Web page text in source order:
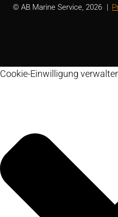
© AB Marine Service, 2026
Cookie-Einwilligung